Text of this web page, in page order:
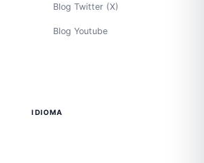
Blog Twitter (X)
Blog Youtube
IDIOMA